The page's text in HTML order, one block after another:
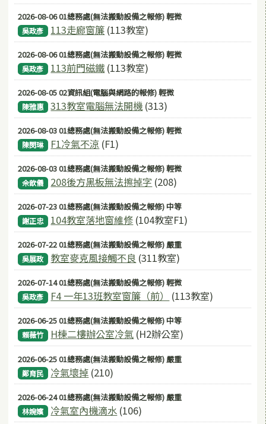
2026-08-06 01總務處(無法搬動設備之報修) 輕微
吳政彥 113走廊窗簾 (113教室)
2026-08-06 01總務處(無法搬動設備之報修) 輕微
吳政彥 113前門磁鐵 (113教室)
2026-08-05 02資訊組(電腦與網路的報修) 輕微
陳雅惠 313教室電腦無法開機 (313)
2026-08-03 01總務處(無法搬動設備之報修) 輕微
陳閔琳 F1冷氣不涼 (F1)
2026-08-03 01總務處(無法搬動設備之報修) 輕微
佘歆儀 208後方黑板無法擦掉字 (208)
2026-07-23 01總務處(無法搬動設備之報修) 中等
謝正忠 104教室落地窗維修 (104教室F1)
2026-07-22 01總務處(無法搬動設備之報修) 嚴重
吳展政 教室麥克風接觸不良 (311教室)
2026-07-14 01總務處(無法搬動設備之報修) 輕微
吳政彥 F4 一年13班教室窗簾（前） (113教室)
2026-06-25 01總務處(無法搬動設備之報修) 中等
賴薇竹 H棟二樓辦公室冷氣 (H2辦公室)
2026-06-25 01總務處(無法搬動設備之報修) 嚴重
鄭育民 冷氣壞掉 (210)
2026-06-24 01總務處(無法搬動設備之報修) 嚴重
林婉嬪 冷氣室內機滴水 (106)